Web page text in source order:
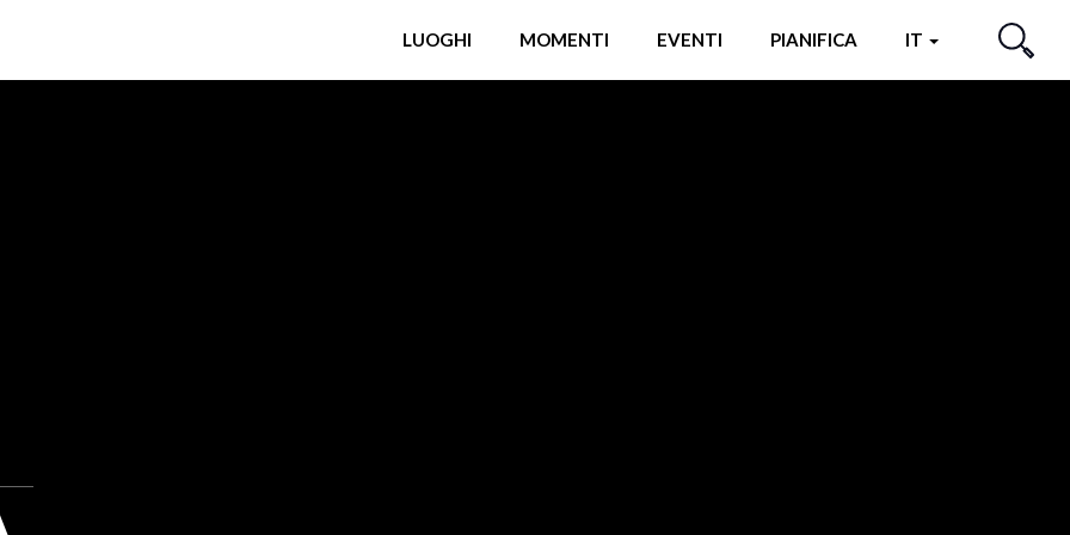
LUOGHI MOMENTI EVENTI PIANIFICA IT
CERCA